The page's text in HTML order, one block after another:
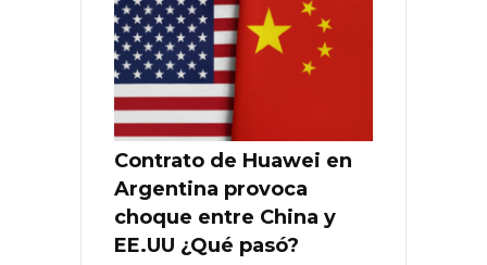
Contrato de Huawei en
Argentina provoca
choque entre China y
EE.UU ¿Qué pasó?